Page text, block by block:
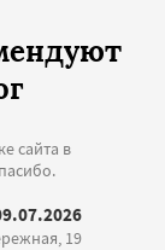
сайта в
19